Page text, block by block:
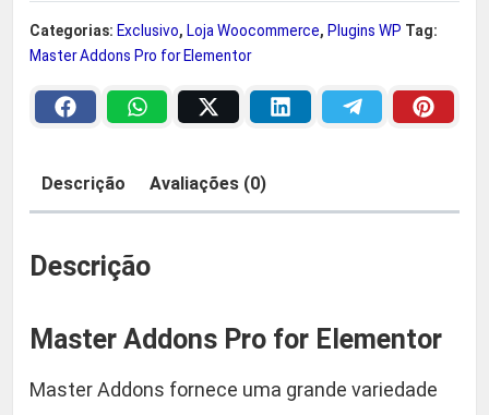
e
r
a
$
5
2
9
0
.
e
r
P
r
Categorias: Exclusivo, Loja Woocommerce, Plugins WP Tag:
Master Addons Pro for Elementor
Descrição Avaliações (0)
Descrição
Master Addons Pro for Elementor
Master Addons fornece uma grande variedade